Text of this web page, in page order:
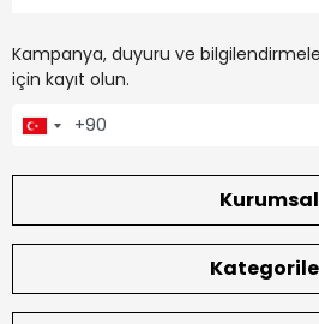
Kampanya, duyuru ve
için kayıt olun.
Kurumsal